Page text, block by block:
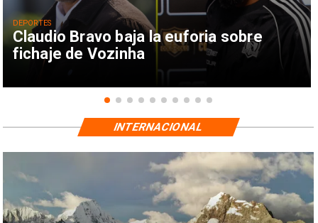
Claudio Bravo baja la euforia sobre
fichaje de Vozinha
DEPORTES
INTERNACIONAL